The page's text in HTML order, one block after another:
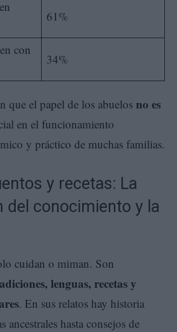
61%
con
34%
que el papel de los abuelos no es
en el funcionamiento
y práctico de muchas familias.
y recetas: La
del conocimiento y la
cuidan o miman. Son
lenguas, recetas y
. En sus relatos hay historia
ancestrales hasta consejos de